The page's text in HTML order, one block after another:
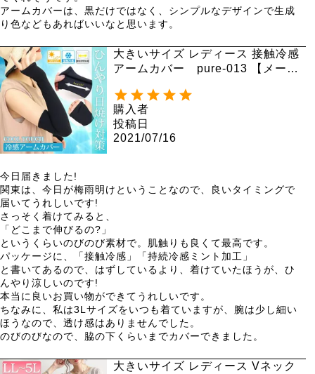
アームカバーは、黒だけではなく、シンプルなデザインで生成
り色などもあればいいなと思います。
大きいサイズ レディース 接触冷感
アームカバー pure-013 【メール
購入者
投稿日
2021/07/16
今日届きました!
関東は、今日が梅雨明けということなので、良いタイミングで
届いてうれしいです!
さっそく着けてみると、
「どこまで伸びるの?」
というくらいのびのび素材で。肌触りも良くて最高です。
パッケージに、「接触冷感」「持続冷感ミント加工」
と書いてあるので、はずしているより、着けていたほうが、ひ
んやり涼しいのです!
本当に良いお買い物ができてうれしいです。
ちなみに、私は3Lサイズをいつも着ていますが、腕は少し細い
ほうなので、透け感はありませんでした。
のびのびなので、脇の下くらいまでカバーできました。
大きいサイズ レディース Vネック